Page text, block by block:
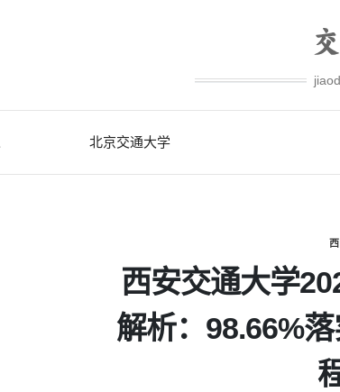
北京交通大学
西安交通大学
解析：98.66%